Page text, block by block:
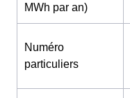
MWh par an)
Numéro
particuliers